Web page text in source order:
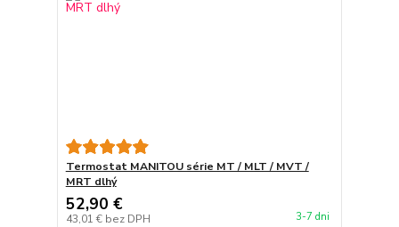
Termostat MANITOU série MT / MLT / MVT /
MRT dlhý
52,90 €
43,01 € bez DPH 3-7 dni